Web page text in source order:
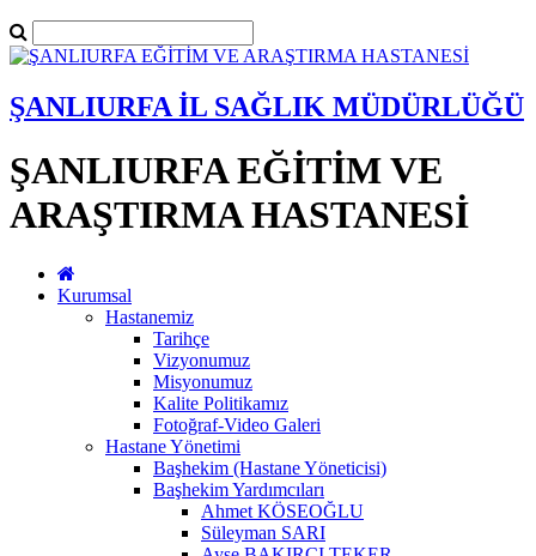
ŞANLIURFA İL SAĞLIK MÜDÜRLÜĞÜ
ŞANLIURFA EĞİTİM VE
ARAŞTIRMA HASTANESİ
Kurumsal
Hastanemiz
Tarihçe
Vizyonumuz
Misyonumuz
Kalite Politikamız
Fotoğraf-Video Galeri
Hastane Yönetimi
Başhekim (Hastane Yöneticisi)
Başhekim Yardımcıları
Ahmet KÖSEOĞLU
Süleyman SARI